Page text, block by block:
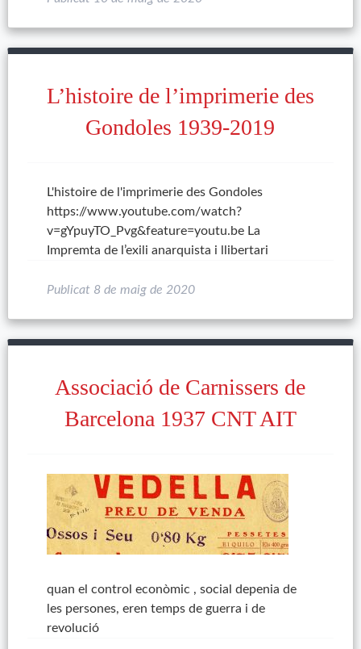
L’histoire de l’imprimerie des
Gondoles 1939-2019
L'histoire de l'imprimerie des Gondoles
https://www.youtube.com/watch?
v=gYpuyTO_Pvg&feature=youtu.be La
Impremta de l’exili anarquista i llibertari
Publicat 8 de maig de 2020
Associació de Carnissers de
Barcelona 1937 CNT AIT
quan el control econòmic , social depenia de
les persones, eren temps de guerra i de
revolució